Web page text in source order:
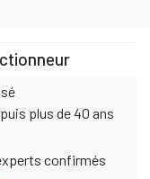
plus de 40 ans
confirmés